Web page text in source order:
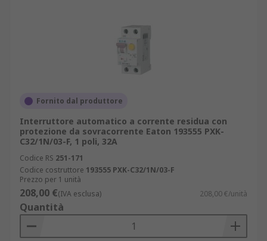
Fornito dal produttore
Interruttore automatico a corrente residua con
protezione da sovracorrente Eaton 193555 PXK-
C32/1N/03-F, 1 poli, 32A
Codice RS 251-171
Codice costruttore 193555 PXK-C32/1N/03-F
Prezzo per 1 unità
208,00 €(IVA esclusa) 208,00 €/unità
Quantità